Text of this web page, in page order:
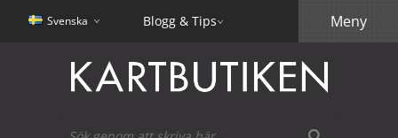
Svenska Blogg & Tips Meny